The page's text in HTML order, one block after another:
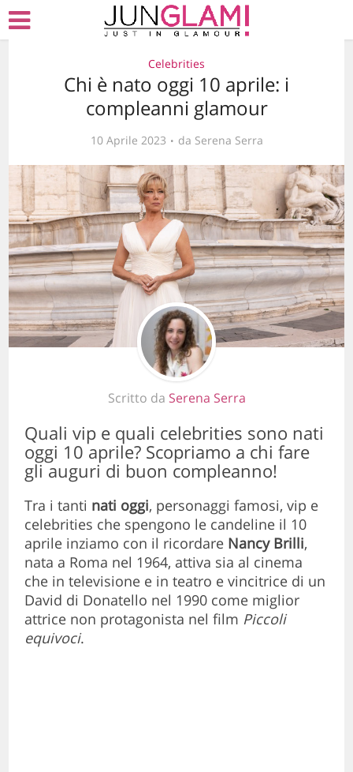
Celebrities
Chi è nato oggi 10 aprile: i
compleanni glamour
10 Aprile 2023 da Serena Serra
Scritto da Serena Serra
Quali vip e quali celebrities sono nati
oggi 10 aprile? Scopriamo a chi fare
gli auguri di buon compleanno!
Tra i tanti nati oggi, personaggi famosi, vip e
celebrities che spengono le candeline il 10
aprile inziamo con il ricordare Nancy Brilli,
nata a Roma nel 1964, attiva sia al cinema
che in televisione e in teatro e vincitrice di un
David di Donatello nel 1990 come miglior
attrice non protagonista nel film Piccoli
equivoci.